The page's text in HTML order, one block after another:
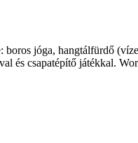
jóga, hangtálfürdő
és csapatépítő játékkal.